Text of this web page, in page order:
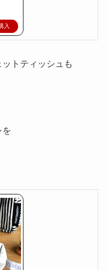
入
トティッシュも